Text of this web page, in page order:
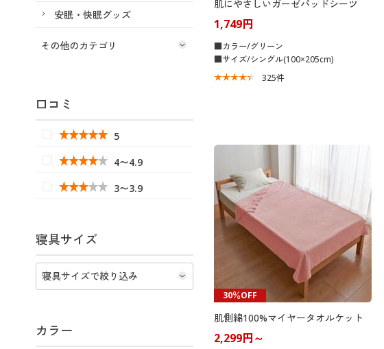
肌にやさしいガーゼパッドシーツ
1,749円
■カラー/グリーン
■サイズ/シングル(100×205cm)
325件
30％OFF
肌側綿100%マイヤータオルケット
2,299円～
安眠・快眠グッズ
その他のカテゴリ
口コミ
5
4〜4.9
3〜3.9
寝具サイズ
カラー